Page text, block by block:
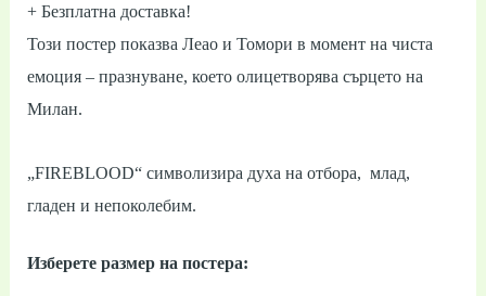
+ Безплатна доставка!
Този постер показва Леао и Томори в момент на чиста
емоция – празнуване, което олицетворява сърцето на
Милан.
„FIREBLOOD“ символизира духа на отбора, млад,
гладен и непоколебим.
Изберете размер на постера: